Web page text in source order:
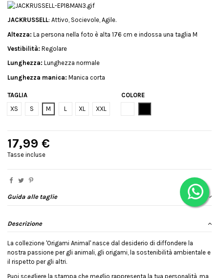
JACKRUSSELL: Attivo, Socievole, Agile.
Altezza: La persona nella foto è alta 176 cm e indossa una taglia M
Vestibilità: Regolare
Lunghezza: Lunghezza normale
Lunghezza manica: Manica corta
TAGLIA
XS
S M L XL XXL
COLORE
17,99 €
Tasse incluse
Guida alle taglie
Descrizione
La collezione 'Origami Animal' nasce dal desiderio di diffondere la
nostra passione per gli animali, gli origami, la sostenibilità ambientale e
il rispetto per gli altri.
Puoi scegliere la stampa che meglio rappresenta la tua personalità, ma